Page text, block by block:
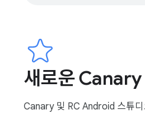
새로운 Canary
Canary 및 RC Android 스튜